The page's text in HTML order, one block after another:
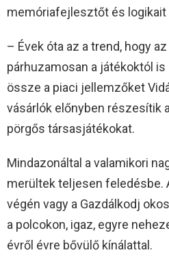
memóriafejlesztőt és logikait
– Évek óta az a trend, hogy
párhuzamosan a játékoktól
össze a piaci jellemzőket
vásárlók előnyben részesítik
pörgős társasjátékokat.
Mindazonáltal a valamikori
merültek teljesen feledésbe.
végén vagy a Gazdálkodj
a polcokon, igaz, egyre
évről évre bővülő kínálattal.